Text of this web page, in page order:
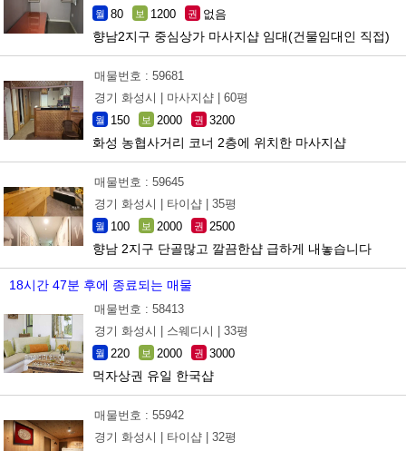
월 80 보 1200 권 없음
향남2지구 중심상가 마사지샵 임대(건물임대인 직접)
매물번호 : 59681
경기 화성시 |
마사지샵 | 60평
월 150 보 2000 권 3200
화성 농협사거리 코너 2층에 위치한 마사지샵
매물번호 : 59645
경기 화성시 |
타이샵 | 35평
월 100 보 2000 권 2500
향남 2지구 단골많고 깔끔한샵 급하게 내놓습니다
18시간 47분 후에 종료되는 매물
매물번호 : 58413
경기 화성시 |
스웨디시 | 33평
월 220 보 2000 권 3000
먹자상권 유일 한국샵
매물번호 : 55942
경기 화성시 |
타이샵 | 32평